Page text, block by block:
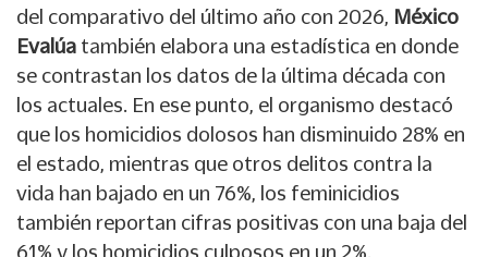
del comparativo del último año con 2026, México
Evalúa también elabora una estadística en donde
se contrastan los datos de la última década con
los actuales. En ese punto, el organismo destacó
que los homicidios dolosos han disminuido 28% en
el estado, mientras que otros delitos contra la
vida han bajado en un 76%, los feminicidios
también reportan cifras positivas con una baja del
61% y los homicidios culposos en un 2%.